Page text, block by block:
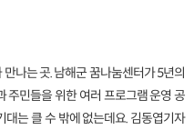
나는 곳. 남해군 꿈나눔센터가 5년의
주민들을 위한 여러 프로그램 운영 공
는 클 수 밖에 없는데요. 김동엽기자